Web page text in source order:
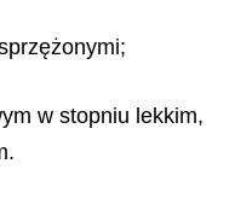
w stopniu lekkim,